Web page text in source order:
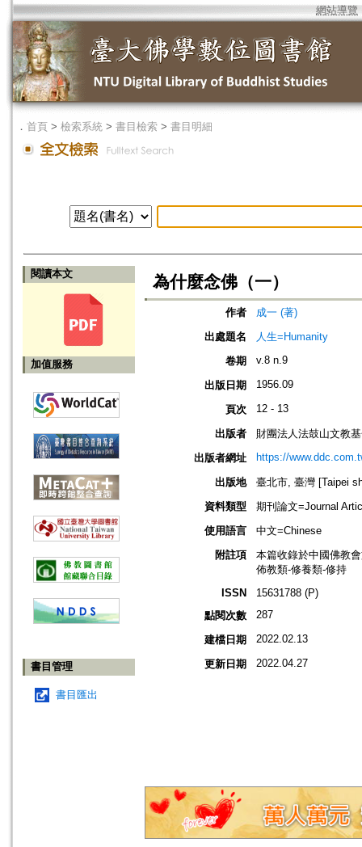
網站導覽
． 首頁 > 檢索系統 > 書目檢索 > 書目明細
閱讀本文
加值服務
書目管理
書目匯出
為什麼念佛（一）
作者
成一 (著)
出處題名
人生=Humanity
卷期
v.8 n.9
出版日期 1956.09
頁次 12 - 13
出版者
財團法人法鼓山文教
出版者網址
https://
出版地
臺北市, 臺灣 [Taipei
資料類型
期刊論文=Journal
使用語言
中文=Chinese
附註項
本篇收錄於中國佛教
佈教類-修養類-修持
ISSN
15631788 (P)
點閱次數
287
建檔日期 2022.02.13
更新日期 2022.04.27